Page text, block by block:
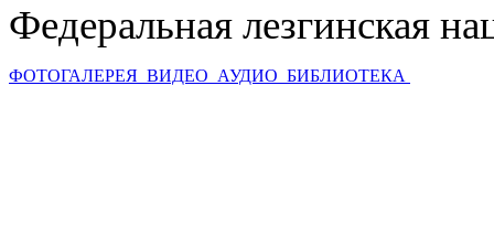
Федеральная лезгинская
ФОТОГАЛЕРЕЯ ВИДЕО АУДИО БИБЛИОТЕКА